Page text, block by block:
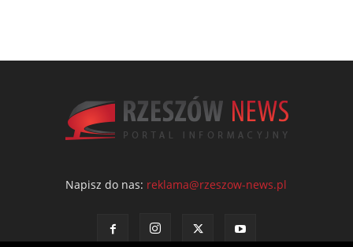
Napisz do nas: reklama@rzeszow-news.pl